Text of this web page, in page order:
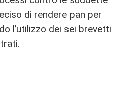
di rendere pan per
l’utilizzo dei sei brevetti